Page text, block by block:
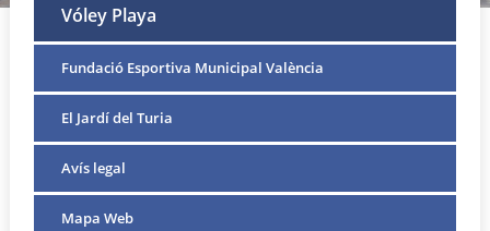
Vóley Playa
Fundació Esportiva Municipal València
El Jardí del Turia
Avís legal
Mapa Web